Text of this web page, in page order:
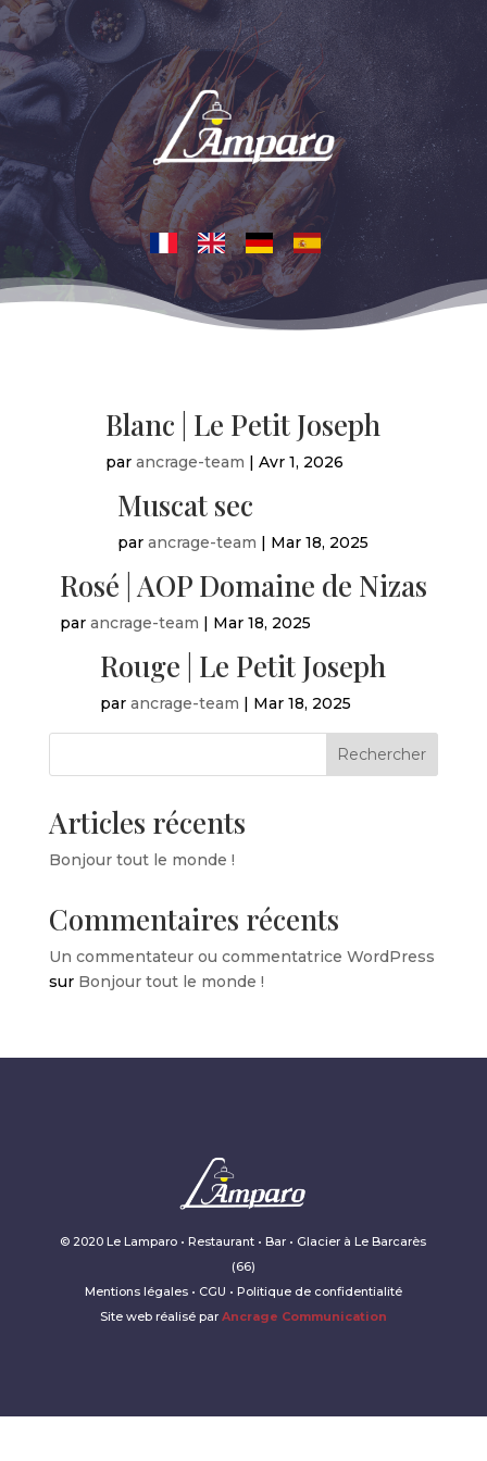
Blanc | Le Petit Joseph
parancrage-team |Avr 1, 2026
Muscat sec
parancrage-team | Mar 18, 2025
Rosé | AOP Domaine de Nizas
par ancrage-team | Mar 18, 2025
Rouge | Le Petit Joseph
parancrage-team | Mar 18, 2025
Rechercher
Articles récents
Bonjour tout le monde !
Commentaires récents
Un commentateur ou commentatrice WordPress
sur Bonjour tout le monde !
© 2020 Le Lamparo • Restaurant • Bar • Glacier à Le Barcarès
(66)
Mentions légales • CGU • Politique de confidentialité
Site web réalisé par Ancrage Communication